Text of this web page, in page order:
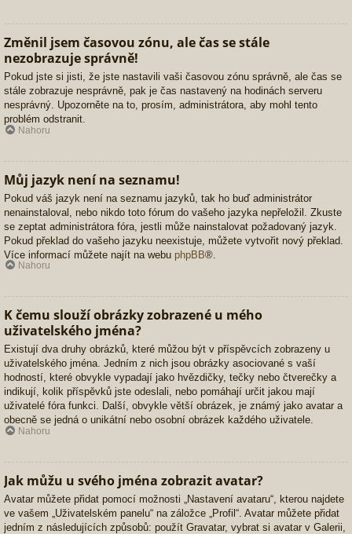
Změnil jsem časovou zónu, ale čas se stále
nezobrazuje správně!
Pokud jste si jisti, že jste nastavili vaši časovou zónu správně, ale čas se
stále zobrazuje nesprávně, pak je čas nastavený na hodinách serveru
nesprávný. Upozorněte na to, prosím, administrátora, aby mohl tento
problém odstranit.
Nahoru
Můj jazyk není na seznamu!
Pokud váš jazyk není na seznamu jazyků, tak ho buď administrátor
nenainstaloval, nebo nikdo toto fórum do vašeho jazyka nepřeložil. Zkuste
se zeptat administrátora fóra, jestli může nainstalovat požadovaný jazyk.
Pokud překlad do vašeho jazyku neexistuje, můžete vytvořit nový překlad.
Více informací můžete najít na webu phpBB®.
Nahoru
K čemu slouží obrázky zobrazené u mého
uživatelského jména?
Existují dva druhy obrázků, které můžou být v příspěvcích zobrazeny u
uživatelského jména. Jedním z nich jsou obrázky asociované s vaší
hodností, které obvykle vypadají jako hvězdičky, tečky nebo čtverečky a
indikují, kolik příspěvků jste odeslali, nebo pomáhají určit jakou mají
uživatelé fóra funkci. Další, obvykle větší obrázek, je známý jako avatar a
obecně se jedná o unikátní nebo osobní obrázek každého uživatele.
Nahoru
Jak můžu u svého jména zobrazit avatar?
Avatar můžete přidat pomocí možnosti „Nastavení avataru“, kterou najdete
ve vašem „Uživatelském panelu“ na záložce „Profil“. Avatar můžete přidat
jedním z následujících způsobů: použít Gravatar, vybrat si avatar v Galerii,